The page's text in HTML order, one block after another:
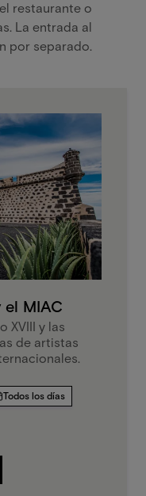
restaurante o
La entrada al
por separado.
MIAC
XVIII y las
de artistas
Todos los días